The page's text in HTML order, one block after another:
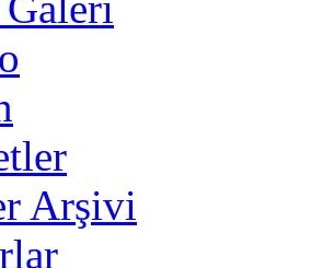
Arşivi